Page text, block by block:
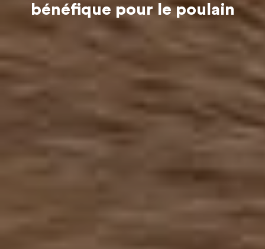
bénéfique pour le poulain